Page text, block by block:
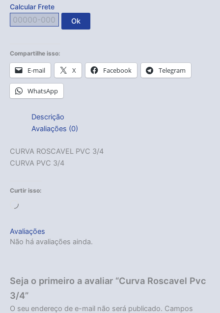
Calcular Frete
Ok
Compartilhe isso:
E-mail X Facebook Telegram
WhatsApp
Descrição
Avaliações (0)
CURVA ROSCAVEL PVC 3/4
CURVA PVC 3/4
Curtir isso:
Carregando...
Avaliações
Não há avaliações ainda.
Seja o primeiro a avaliar “Curva Roscavel Pvc
3/4”
O seu endereço de e-mail não será publicado. Campos